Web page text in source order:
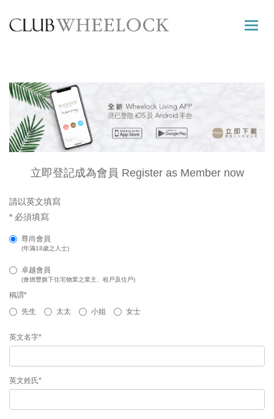
Toggle
立即登記成為會員 Register as Member now
請以英文填寫
* 必須填寫
尊尚會員
(年滿18歲之人士)
卓越會員
(會德豐旗下住宅物業之業主、租戶及住戶)
稱謂*
先生
太太 小姐 女士
英文名字*
英文姓氏*